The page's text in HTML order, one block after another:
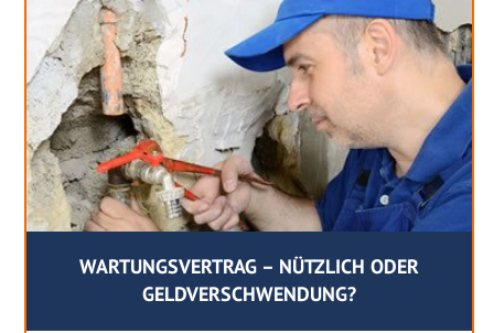
WARTUNGSVERTRAG – NÜTZLICH ODER
GELDVERSCHWENDUNG?